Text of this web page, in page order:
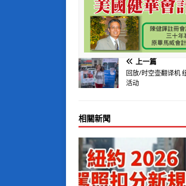
上一篇
回放/时空壶翻译机
活动
相關新聞